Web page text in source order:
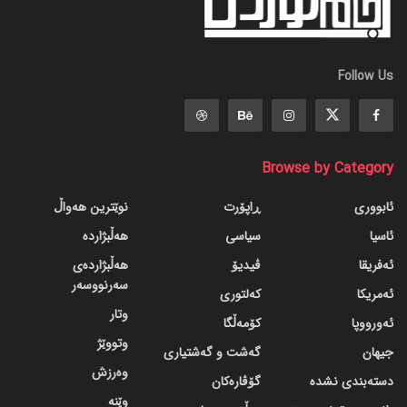
Follow Us
Browse by Category
ئابووری
ئاسیا
ئەفریقا
ئەمریکا
ئەورووپا
جیهان
دسته‌بندی نشده
ڕاپۆرت
سیاسی
ڤیدیۆ
کەلتوری
کۆمەڵگا
گه‌شت و گه‌شتیاری
گۆڤاره‌کان
نوێترین هەواڵ
هەڵبژاردە
هەڵبژاردەی
سەرنووسەر
وتار
وتووێژ
وەرزش
وێنە